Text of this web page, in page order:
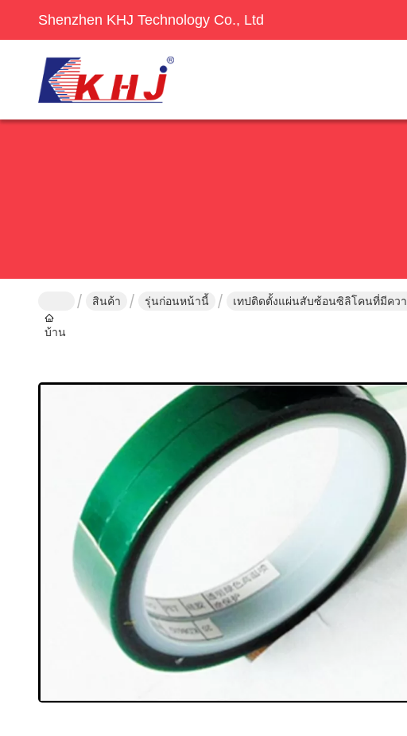
Shenzhen KHJ Technology Co., Ltd
บ้าน
สินค้า รุ่นก่อนหน้านี้ เทปติดตั้งแผ่นสับซ้อนซิลิโคนที่มีคว